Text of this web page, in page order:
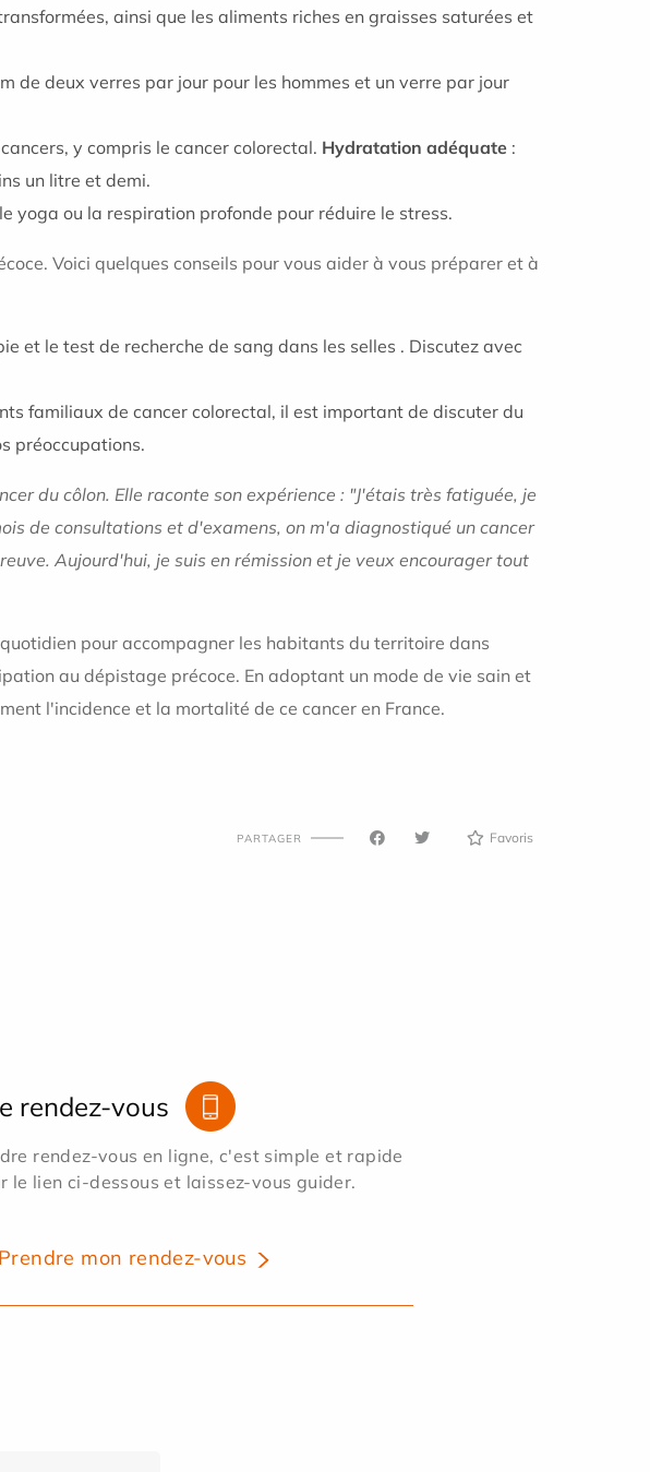
ainsi que les aliments riches en graisses saturées et
de deux verres par jour pour les hommes et un verre par jour
y compris le cancer colorectal. Hydratation adéquate :
un litre et demi.
yoga ou la respiration profonde pour réduire le stress.
Voici quelques conseils pour vous aider à vous préparer et à
et le test de recherche de sang dans les selles . Discutez avec
familiaux de cancer colorectal, il est important de discuter du
préoccupations.
du côlon. Elle raconte son expérience : "J'étais très fatiguée, je
de consultations et d'examens, on m'a diagnostiqué un cancer
Aujourd'hui, je suis en rémission et je veux encourager tout
pour accompagner les habitants du territoire dans
au dépistage précoce. En adoptant un mode de vie sain et
l'incidence et la mortalité de ce cancer en France.
PARTAGER Favoris
rendez-vous
rendez-vous en ligne, c'est simple et rapide
le lien ci-dessous et laissez-vous guider.
Prendre mon rendez-vous